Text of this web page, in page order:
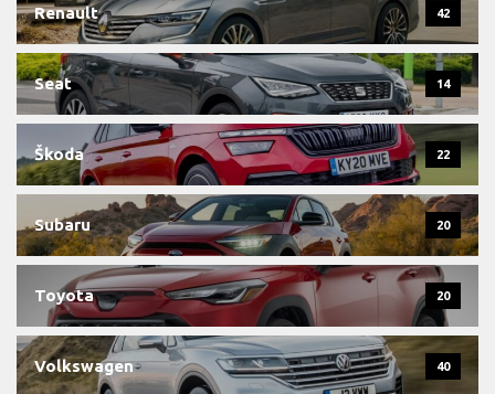
Renault 42
Seat 14
Škoda 22
Subaru 20
Toyota 20
Volkswagen 40